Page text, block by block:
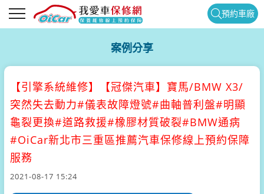
預約車廠
案例分享
【引擎系統維修】
【冠傑汽車】寶馬/BMW X3/
突然失去動力#儀表故障燈號#曲軸普利盤#明顯
龜裂更換#道路救援#橡膠材質破裂#BMW通病
#OiCar新北市三重區推薦汽車保修線上預約保障
服務
2021-08-17 15:24